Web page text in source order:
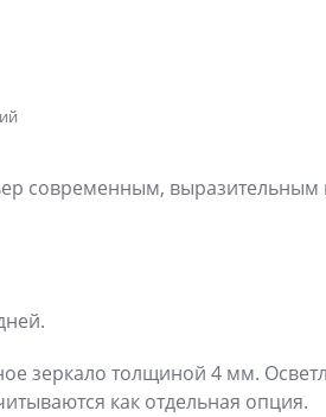
современным, выразительным
зеркало толщиной 4 мм.
как отдельная опция.